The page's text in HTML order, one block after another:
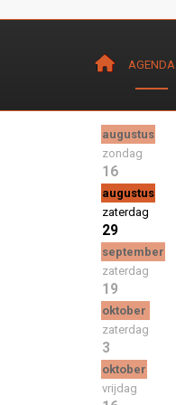
AGENDA
augustus
zondag
16
augustus
zaterdag
29
september
zaterdag
19
oktober
zaterdag
3
oktober
vrijdag